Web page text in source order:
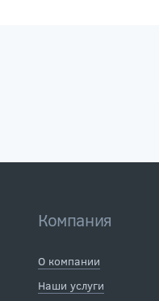
Компания
О компании
Наши услуги